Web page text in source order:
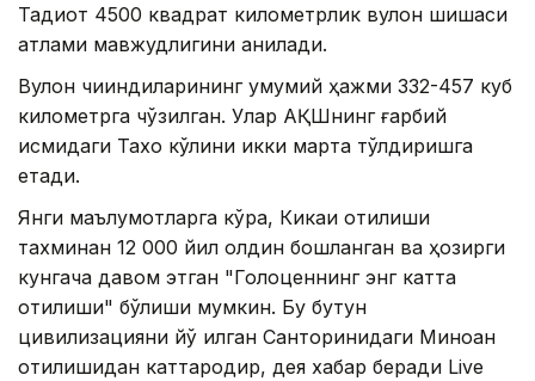
Тадқиқот 4500 квадрат километрлик вулқон шишаси
қатлами мавжудлигини аниқлади.
Вулқон чиқиндиларининг умумий ҳажми 332-457 куб
километрга чўзилган. Улар АҚШнинг ғарбий
қисмидаги Тахо кўлини икки марта тўлдиришга
етади.
Янги маълумотларга кўра, Кикаи отилиши
тахминан 12 000 йил олдин бошланган ва ҳозирги
кунгача давом этган "Голоценнинг энг катта
отилиши" бўлиши мумкин. Бу бутун
цивилизацияни йўқ қилган Санторинидаги Миноан
отилишидан каттароқдир, дея хабар беради Live